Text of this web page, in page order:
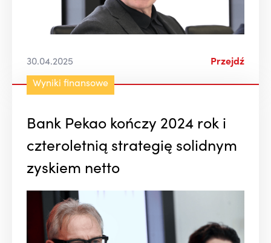
30.04.2025 Przejdź
Wyniki finansowe
Bank Pekao kończy 2024 rok i
czteroletnią strategię solidnym
zyskiem netto